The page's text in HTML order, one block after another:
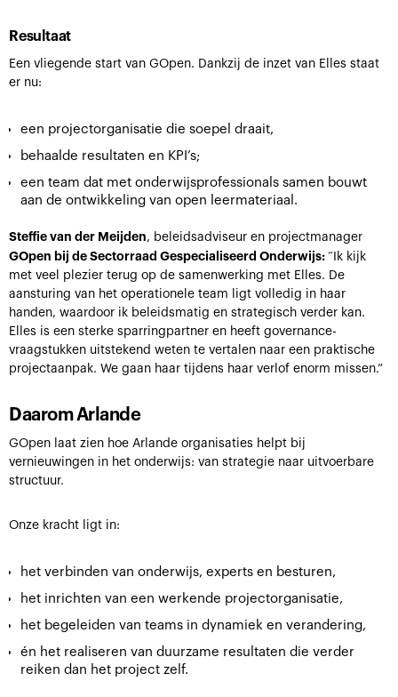
Resultaat
Een vliegende start van GOpen. Dankzij de inzet van Elles staat
er nu:
een projectorganisatie die soepel draait,
behaalde resultaten en KPI’s;
een team dat met onderwijsprofessionals samen bouwt
aan de ontwikkeling van open leermateriaal.
Steffie van der Meijden, beleidsadviseur en projectmanager
GOpen bij de Sectorraad Gespecialiseerd Onderwijs: “Ik kijk
met veel plezier terug op de samenwerking met Elles. De
aansturing van het operationele team ligt volledig in haar
handen, waardoor ik beleidsmatig en strategisch verder kan.
Elles is een sterke sparringpartner en heeft governance-
vraagstukken uitstekend weten te vertalen naar een praktische
projectaanpak. We gaan haar tijdens haar verlof enorm missen.”
Daarom Arlande
GOpen laat zien hoe Arlande organisaties helpt bij
vernieuwingen in het onderwijs: van strategie naar uitvoerbare
structuur.
Onze kracht ligt in:
het verbinden van onderwijs, experts en besturen,
het inrichten van een werkende projectorganisatie,
het begeleiden van teams in dynamiek en verandering,
én het realiseren van duurzame resultaten die verder
reiken dan het project zelf.